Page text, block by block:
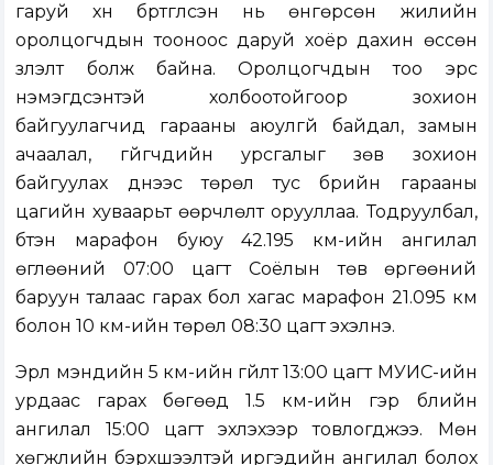
гаруй хүн бүртгүүлсэн нь өнгөрсөн жилийн
оролцогчдын тооноос даруй хоёр дахин өссөн
үзүүлэлт болж байна. Оролцогчдын тоо эрс
нэмэгдсэнтэй холбоотойгоор зохион
байгуулагчид гарааны аюулгүй байдал, замын
ачаалал, гүйгчдийн урсгалыг зөв зохион
байгуулах үүднээс төрөл тус бүрийн гарааны
цагийн хуваарьт өөрчлөлт орууллаа. Тодруулбал,
бүтэн марафон буюу 42.195 км-ийн ангилал
өглөөний 07:00 цагт Соёлын төв өргөөний
баруун талаас гарах бол хагас марафон 21.095 км
болон 10 км-ийн төрөл 08:30 цагт эхэлнэ.
Эрүүл мэндийн 5 км-ийн гүйлт 13:00 цагт МУИС-ийн
урдаас гарах бөгөөд 1.5 км-ийн гэр бүлийн
ангилал 15:00 цагт эхлэхээр товлогджээ. Мөн
хөгжлийн бэрхшээлтэй иргэдийн ангилал болох